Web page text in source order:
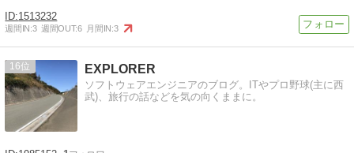
1513232
週間IN:3 週間OUT:6 月間IN:3
16 EXPLORER
ソフトウェアエンジニアのブログ。ITやプロ野球(主に西
武)、旅行の話などを気の向くままに。